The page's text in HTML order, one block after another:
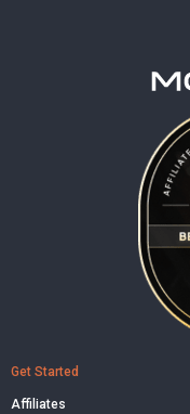
Get Started
Affiliates